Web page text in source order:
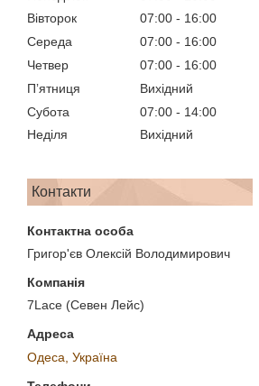
Вівторок
07:00
16:00
Середа
07:00
16:00
Четвер
07:00
16:00
Пʼятниця
Вихідний
Субота
07:00
14:00
Неділя
Вихідний
Контакти
Григор'єв Олексій Володимирович
7Lace (Севен Лейс)
Одеса, Україна